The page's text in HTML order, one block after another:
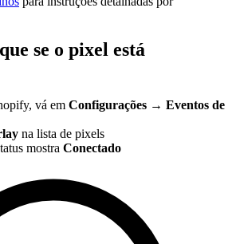
se o pixel está
vá em Configurações → Eventos de
na lista de pixels
mostra Conectado